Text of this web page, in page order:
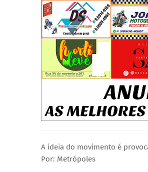
A ideia do movimento é
Por: Metrópoles